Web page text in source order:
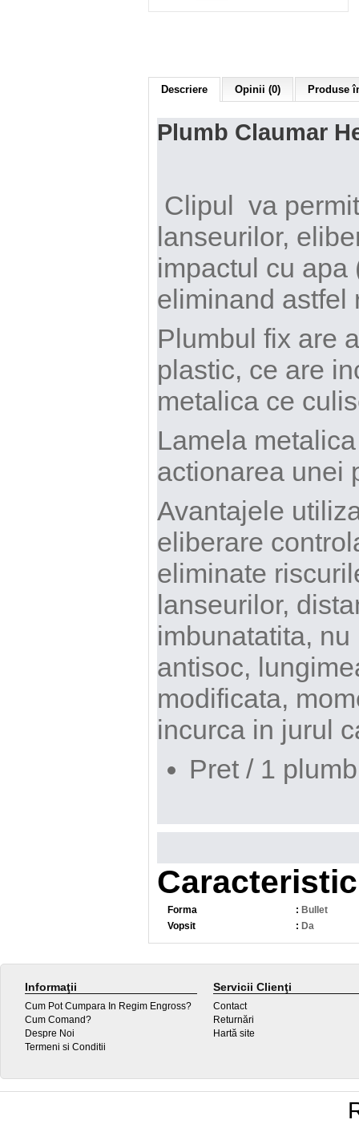
Descriere Opinii (0) Produse
Plumb Claumar
Clipul va
lanseurilor,
impactul cu apa
eliminand astfel
Plumbul fix are
plastic, ce are
metalica ce
Lamela
actionarea unei
Avantajele
eliberare
eliminate
lanseurilor,
imbunatatita,
antisoc,
modificata,
incurca in jurul
Pret / 1
Forma : Bullet
Vopsit
: Da
Informaţii
Cum Pot Cumpara In Regim Engross?
Cum Comand?
Despre Noi
Termeni si Conditii
Servicii Clienţi
Contact
Returnări
Hartă site